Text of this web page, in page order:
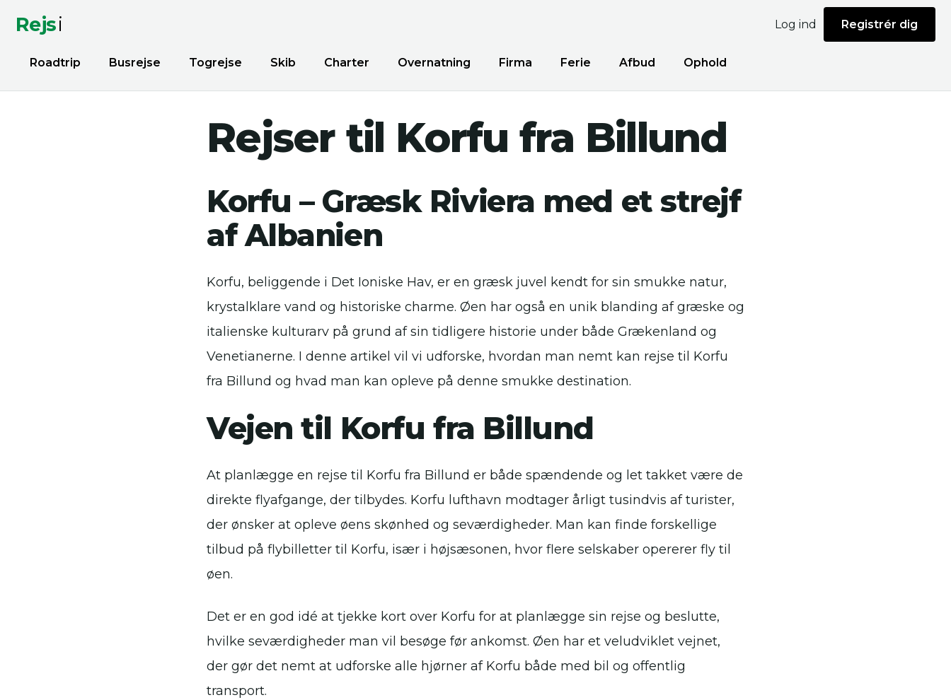
Rejsi
Roadtrip Busrejse Togrejse Skib Charter Overnatning Firma Ferie Afbud Ophold
Log ind Registrér dig
Rejser til Korfu fra Billund
Korfu – Græsk Riviera med et strejf
af Albanien
Korfu, beliggende i Det Ioniske Hav, er en græsk juvel kendt for sin smukke natur,
krystalklare vand og historiske charme. Øen har også en unik blanding af græske og
italienske kulturarv på grund af sin tidligere historie under både Grækenland og
Venetianerne. I denne artikel vil vi udforske, hvordan man nemt kan rejse til Korfu
fra Billund og hvad man kan opleve på denne smukke destination.
Vejen til Korfu fra Billund
At planlægge en rejse til Korfu fra Billund er både spændende og let takket være de
direkte flyafgange, der tilbydes. Korfu lufthavn modtager årligt tusindvis af turister,
der ønsker at opleve øens skønhed og seværdigheder. Man kan finde forskellige
tilbud på flybilletter til Korfu, især i højsæsonen, hvor flere selskaber opererer fly til
øen.
Det er en god idé at tjekke kort over Korfu for at planlægge sin rejse og beslutte,
hvilke seværdigheder man vil besøge før ankomst. Øen har et veludviklet vejnet,
der gør det nemt at udforske alle hjørner af Korfu både med bil og offentlig
transport.